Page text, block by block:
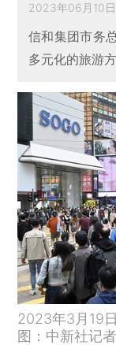
2023年06月10
信和集团市务
多元化的旅游
2023年3月19
图：中新社记